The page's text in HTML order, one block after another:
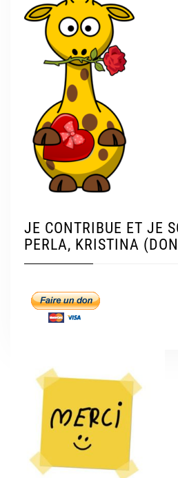
JE CONTRIBUE ET JE
PERLA, KRISTINA